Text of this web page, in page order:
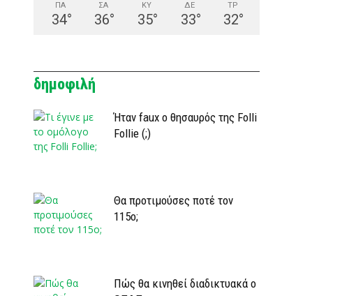
ΠΑ
34°
ΣΑ
36°
ΚΥ
35°
ΔΕ
33°
ΤΡ
32°
δημοφιλή
Ήταν faux ο θησαυρός της Folli
Follie (;)
Θα προτιμούσες ποτέ τον
115ο;
Πώς θα κινηθεί διαδικτυακά ο